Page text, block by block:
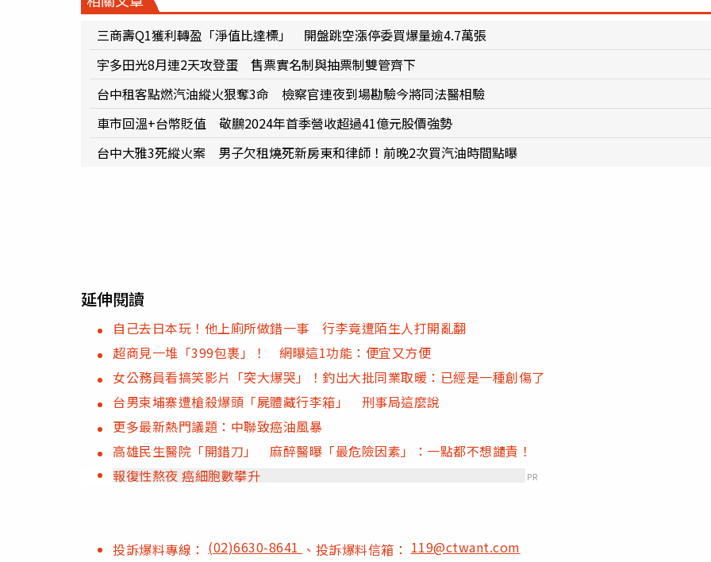
三商壽Q1獲利轉盈「淨值比達標」 開盤跳空漲停委買爆量逾4.7萬張
宇多田光8月連2天攻登蛋 售票實名制與抽票制雙管齊下
台中租客點燃汽油縱火狠奪3命 檢察官連夜到場勘驗今將同法醫相驗
車市回溫+台幣貶值 敬鵬2024年首季營收超過41億元股價強勢
台中大雅3死縱火案 男子欠租燒死新房東和律師！前晚2次買汽油時間點曝
延伸閱讀
自己去日本玩！他上廁所做錯一事 行李竟遭陌生人打開亂翻
超商見一堆「399包裹」！ 網曝這1功能：便宜又方便
女公務員看搞笑影片「突大爆哭」！釣出大批同業取暖：已經是一種創傷了
台男柬埔寨遭槍殺爆頭「屍體藏行李箱」 刑事局這麼說
更多最新熱門議題：中聯致癌油風暴
高雄民生醫院「開錯刀」 麻醉醫曝「最危險因素」：一點都不想譴責！
報復性熬夜 癌細胞數攀升
PR
投訴爆料專線： (02)6630-8641 、投訴爆料信箱：119@ctwant.com